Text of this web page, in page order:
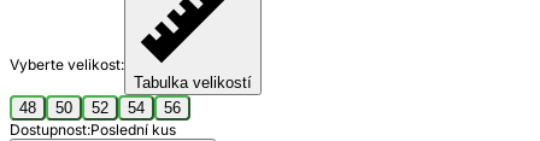
Vyberte velikost:
Tabulka velikostí
48
50 52 54
56
Dostupnost:Poslední kus